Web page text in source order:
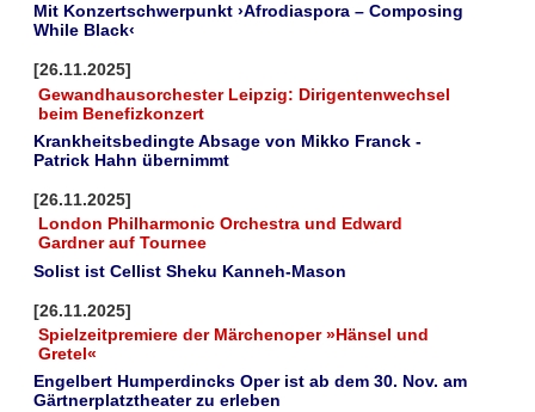
Mit Konzertschwerpunkt ›Afrodiaspora – Composing
While Black‹
[26.11.2025]
Gewandhausorchester Leipzig: Dirigentenwechsel
beim Benefizkonzert
Krankheitsbedingte Absage von Mikko Franck -
Patrick Hahn übernimmt
[26.11.2025]
London Philharmonic Orchestra und Edward
Gardner auf Tournee
Solist ist Cellist Sheku Kanneh-Mason
[26.11.2025]
Spielzeitpremiere der Märchenoper »Hänsel und
Gretel«
Engelbert Humperdincks Oper ist ab dem 30. Nov. am
Gärtnerplatztheater zu erleben